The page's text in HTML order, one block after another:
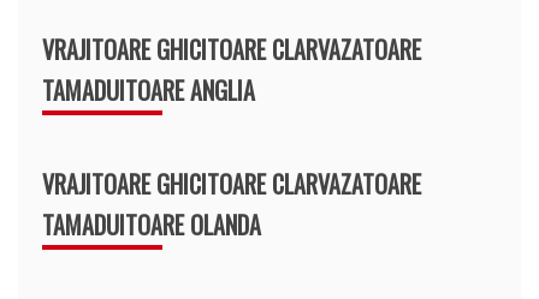
VRAJITOARE GHICITOARE CLARVAZATOARE
TAMADUITOARE ANGLIA
VRAJITOARE GHICITOARE CLARVAZATOARE
TAMADUITOARE OLANDA